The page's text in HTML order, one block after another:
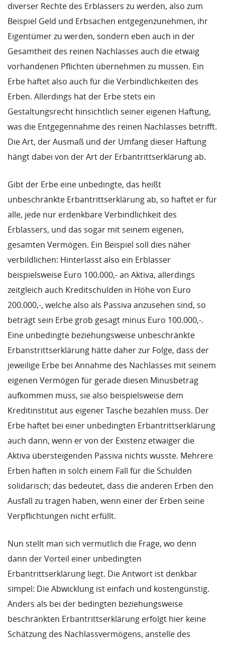
diverser Rechte des Erblassers zu werden, also zum
Beispiel Geld und Erbsachen entgegenzunehmen, ihr
Eigentümer zu werden, sondern eben auch in der
Gesamtheit des reinen Nachlasses auch die etwaig
vorhandenen Pflichten übernehmen zu müssen. Ein
Erbe haftet also auch für die Verbindlichkeiten des
Erben. Allerdings hat der Erbe stets ein
Gestaltungsrecht hinsichtlich seiner eigenen Haftung,
was die Entgegennahme des reinen Nachlasses betrifft.
Die Art, der Ausmaß und der Umfang dieser Haftung
hängt dabei von der Art der Erbantrittserklärung ab.
Gibt der Erbe eine unbedingte, das heißt
unbeschränkte Erbantrittserklärung ab, so haftet er für
alle, jede nur erdenkbare Verbindlichkeit des
Erblassers, und das sogar mit seinem eigenen,
gesamten Vermögen. Ein Beispiel soll dies näher
verbildlichen: Hinterlasst also ein Erblasser
beispielsweise Euro 100.000,- an Aktiva, allerdings
zeitgleich auch Kreditschulden in Höhe von Euro
200.000,-, welche also als Passiva anzusehen sind, so
beträgt sein Erbe grob gesagt minus Euro 100.000,-.
Eine unbedingte beziehungsweise unbeschränkte
Erbanstrittserklärung hätte daher zur Folge, dass der
jeweilige Erbe bei Annahme des Nachlasses mit seinem
eigenen Vermögen für gerade diesen Minusbetrag
aufkommen muss, sie also beispielsweise dem
Kreditinstitut aus eigener Tasche bezahlen muss. Der
Erbe haftet bei einer unbedingten Erbantrittserklärung
auch dann, wenn er von der Existenz etwaiger die
Aktiva übersteigenden Passiva nichts wusste. Mehrere
Erben haften in solch einem Fall für die Schulden
solidarisch; das bedeutet, dass die anderen Erben den
Ausfall zu tragen haben, wenn einer der Erben seine
Verpflichtungen nicht erfüllt.
Nun stellt man sich vermutlich die Frage, wo denn
dann der Vorteil einer unbedingten
Erbantrittserklärung liegt. Die Antwort ist denkbar
simpel: Die Abwicklung ist einfach und kostengünstig.
Anders als bei der bedingten beziehungsweise
beschränkten Erbantrittserklärung erfolgt hier keine
Schätzung des Nachlassvermögens, anstelle des